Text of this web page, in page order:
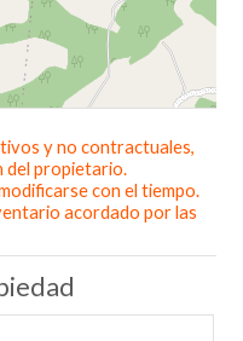
| © OpenStreetMapcontributors
y no contractuales,
del propietario.
con el tiempo.
acordado por las